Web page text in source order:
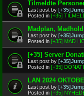
Tilmeldte
Last post by
Posted in [+35]
Madplan,
Last post by
Posted in [+35] MAD
[+35] Server
Last post by
Posted in [+35]
LAN 2024
Last post by
Posted in [+35]